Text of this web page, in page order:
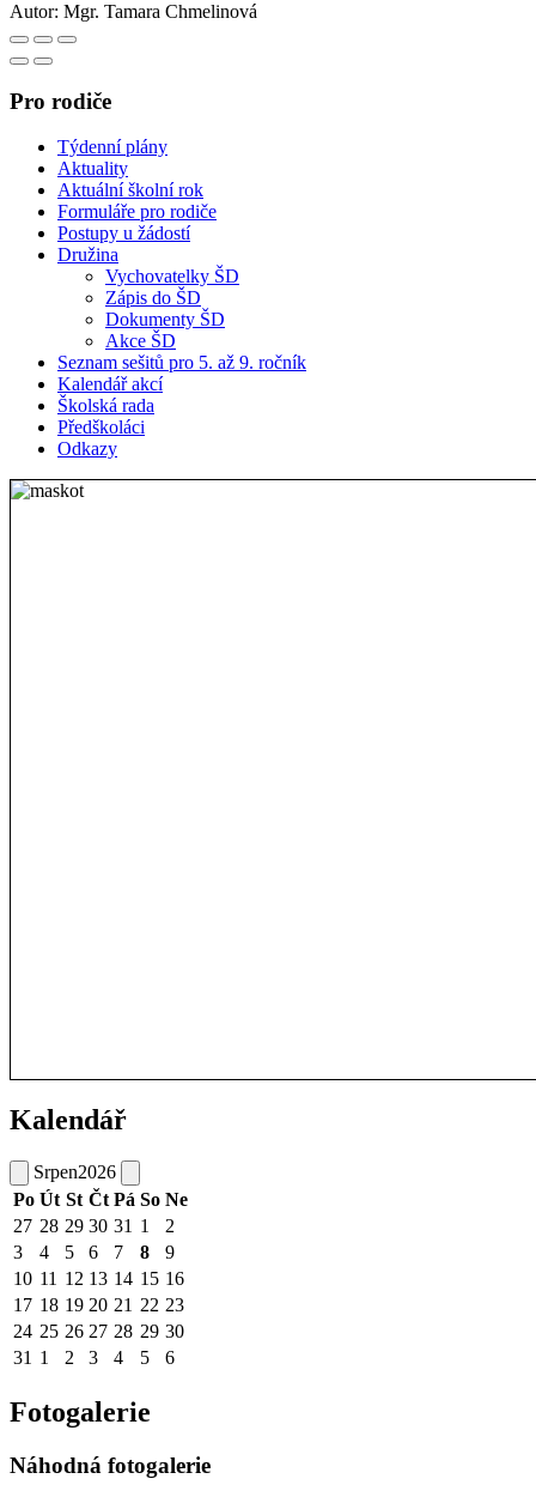
Autor: Mgr. Tamara Chmelinová
Pro rodiče
Týdenní plány
Aktuality
Aktuální školní rok
Formuláře pro rodiče
Postupy u žádostí
Družina
Vychovatelky ŠD
Zápis do ŠD
Dokumenty ŠD
Akce ŠD
Seznam sešitů pro 5. až 9. ročník
Kalendář akcí
Školská rada
Předškoláci
Odkazy
Kalendář
Srpen2026
Po Út St Čt Pá So Ne
27 28 29 30 31 1
2
3
4 5 6 7 8
9
10 11 12 13 14 15 16
17 18 19 20 21 22 23
24 25 26 27 28 29 30
31 1 2 3 4 5 6
Fotogalerie
Náhodná fotogalerie